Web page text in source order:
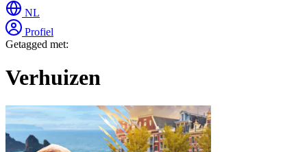
NL
Profiel
Getagged met:
Verhuizen